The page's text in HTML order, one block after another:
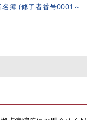
簿 (修了者番号0001～